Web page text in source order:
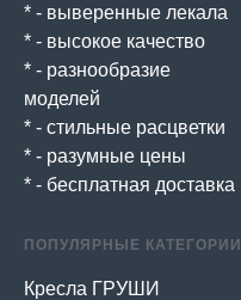
* - выверенные лекала
* - высокое качество
* - разнообразие
моделей
* - стильные расцветки
* - разумные цены
* - бесплатная доставка
ПОПУЛЯРНЫЕ КАТЕГОРИИ
Кресла ГРУШИ